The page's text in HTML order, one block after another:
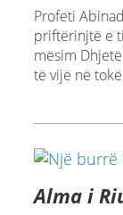
Profeti
priftërinjtë e
mësim
të vijë në
Alma i